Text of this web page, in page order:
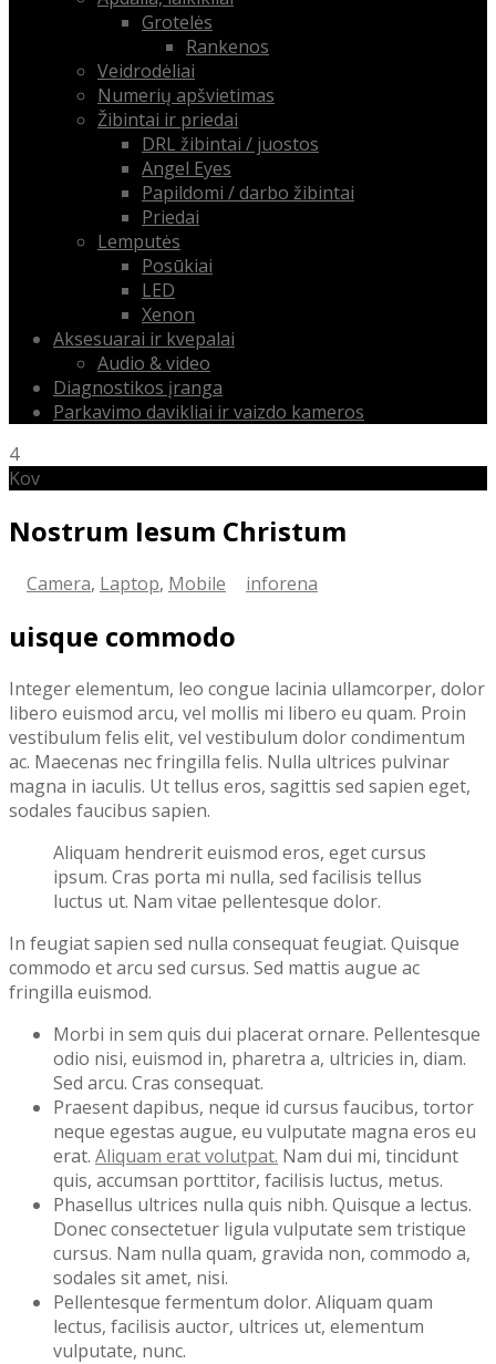
Grotelės
Rankenos
Veidrodėliai
Numerių apšvietimas
Žibintai ir priedai
DRL žibintai / juostos
Angel Eyes
Papildomi / darbo žibintai
Priedai
Lemputės
Posūkiai
LED
Xenon
Aksesuarai ir kvepalai
Audio & video
Diagnostikos įranga
Parkavimo davikliai ir vaizdo kameros
4
Kov
Nostrum Iesum Christum
Camera, Laptop, Mobile inforena
uisque commodo
Integer elementum, leo congue lacinia ullamcorper, dolor
libero euismod arcu, vel mollis mi libero eu quam. Proin
vestibulum felis elit, vel vestibulum dolor condimentum
ac. Maecenas nec fringilla felis. Nulla ultrices pulvinar
magna in iaculis. Ut tellus eros, sagittis sed sapien eget,
sodales faucibus sapien.
Aliquam hendrerit euismod eros, eget cursus
ipsum. Cras porta mi nulla, sed facilisis tellus
luctus ut. Nam vitae pellentesque dolor.
In feugiat sapien sed nulla consequat feugiat. Quisque
commodo et arcu sed cursus. Sed mattis augue ac
fringilla euismod.
Morbi in sem quis dui placerat ornare. Pellentesque
odio nisi, euismod in, pharetra a, ultricies in, diam.
Sed arcu. Cras consequat.
Praesent dapibus, neque id cursus faucibus, tortor
neque egestas augue, eu vulputate magna eros eu
erat. Aliquam erat volutpat. Nam dui mi, tincidunt
quis, accumsan porttitor, facilisis luctus, metus.
Phasellus ultrices nulla quis nibh. Quisque a lectus.
Donec consectetuer ligula vulputate sem tristique
cursus. Nam nulla quam, gravida non, commodo a,
sodales sit amet, nisi.
Pellentesque fermentum dolor. Aliquam quam
lectus, facilisis auctor, ultrices ut, elementum
vulputate, nunc.